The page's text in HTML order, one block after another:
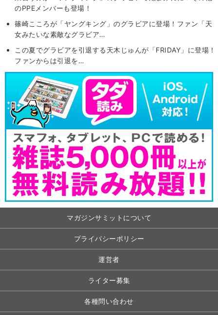
のPPEメンバーも登場！
篠崎こころが「ヤングキング」のグラビアに登場！ファン「天
女みたいな素敵なグラビア…
この夏でグラビアを引退する天木じゅんが「FRIDAY」に登場！
ファンからは引退を…
マガジンサミットについて
プライバシーポリシー
運営者
ライター募集
各種問い合わせ